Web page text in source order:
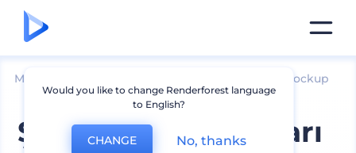
Mockuplar Billboard ve Banner Mockup
Şantiye Billboardları
Would you like to change Renderforest language
to English?
CHANGE No, thanks